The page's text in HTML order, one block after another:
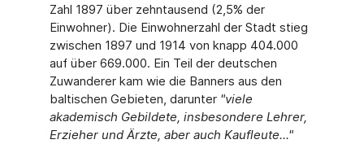
Zahl 1897 über zehntausend (2,5% der
Einwohner). Die Einwohnerzahl der Stadt stieg
zwischen 1897 und 1914 von knapp 404.000
auf über 669.000. Ein Teil der deutschen
Zuwanderer kam wie die Banners aus den
baltischen Gebieten, darunter "viele
akademisch Gebildete, insbesondere Lehrer,
Erzieher und Ärzte, aber auch Kaufleute..."